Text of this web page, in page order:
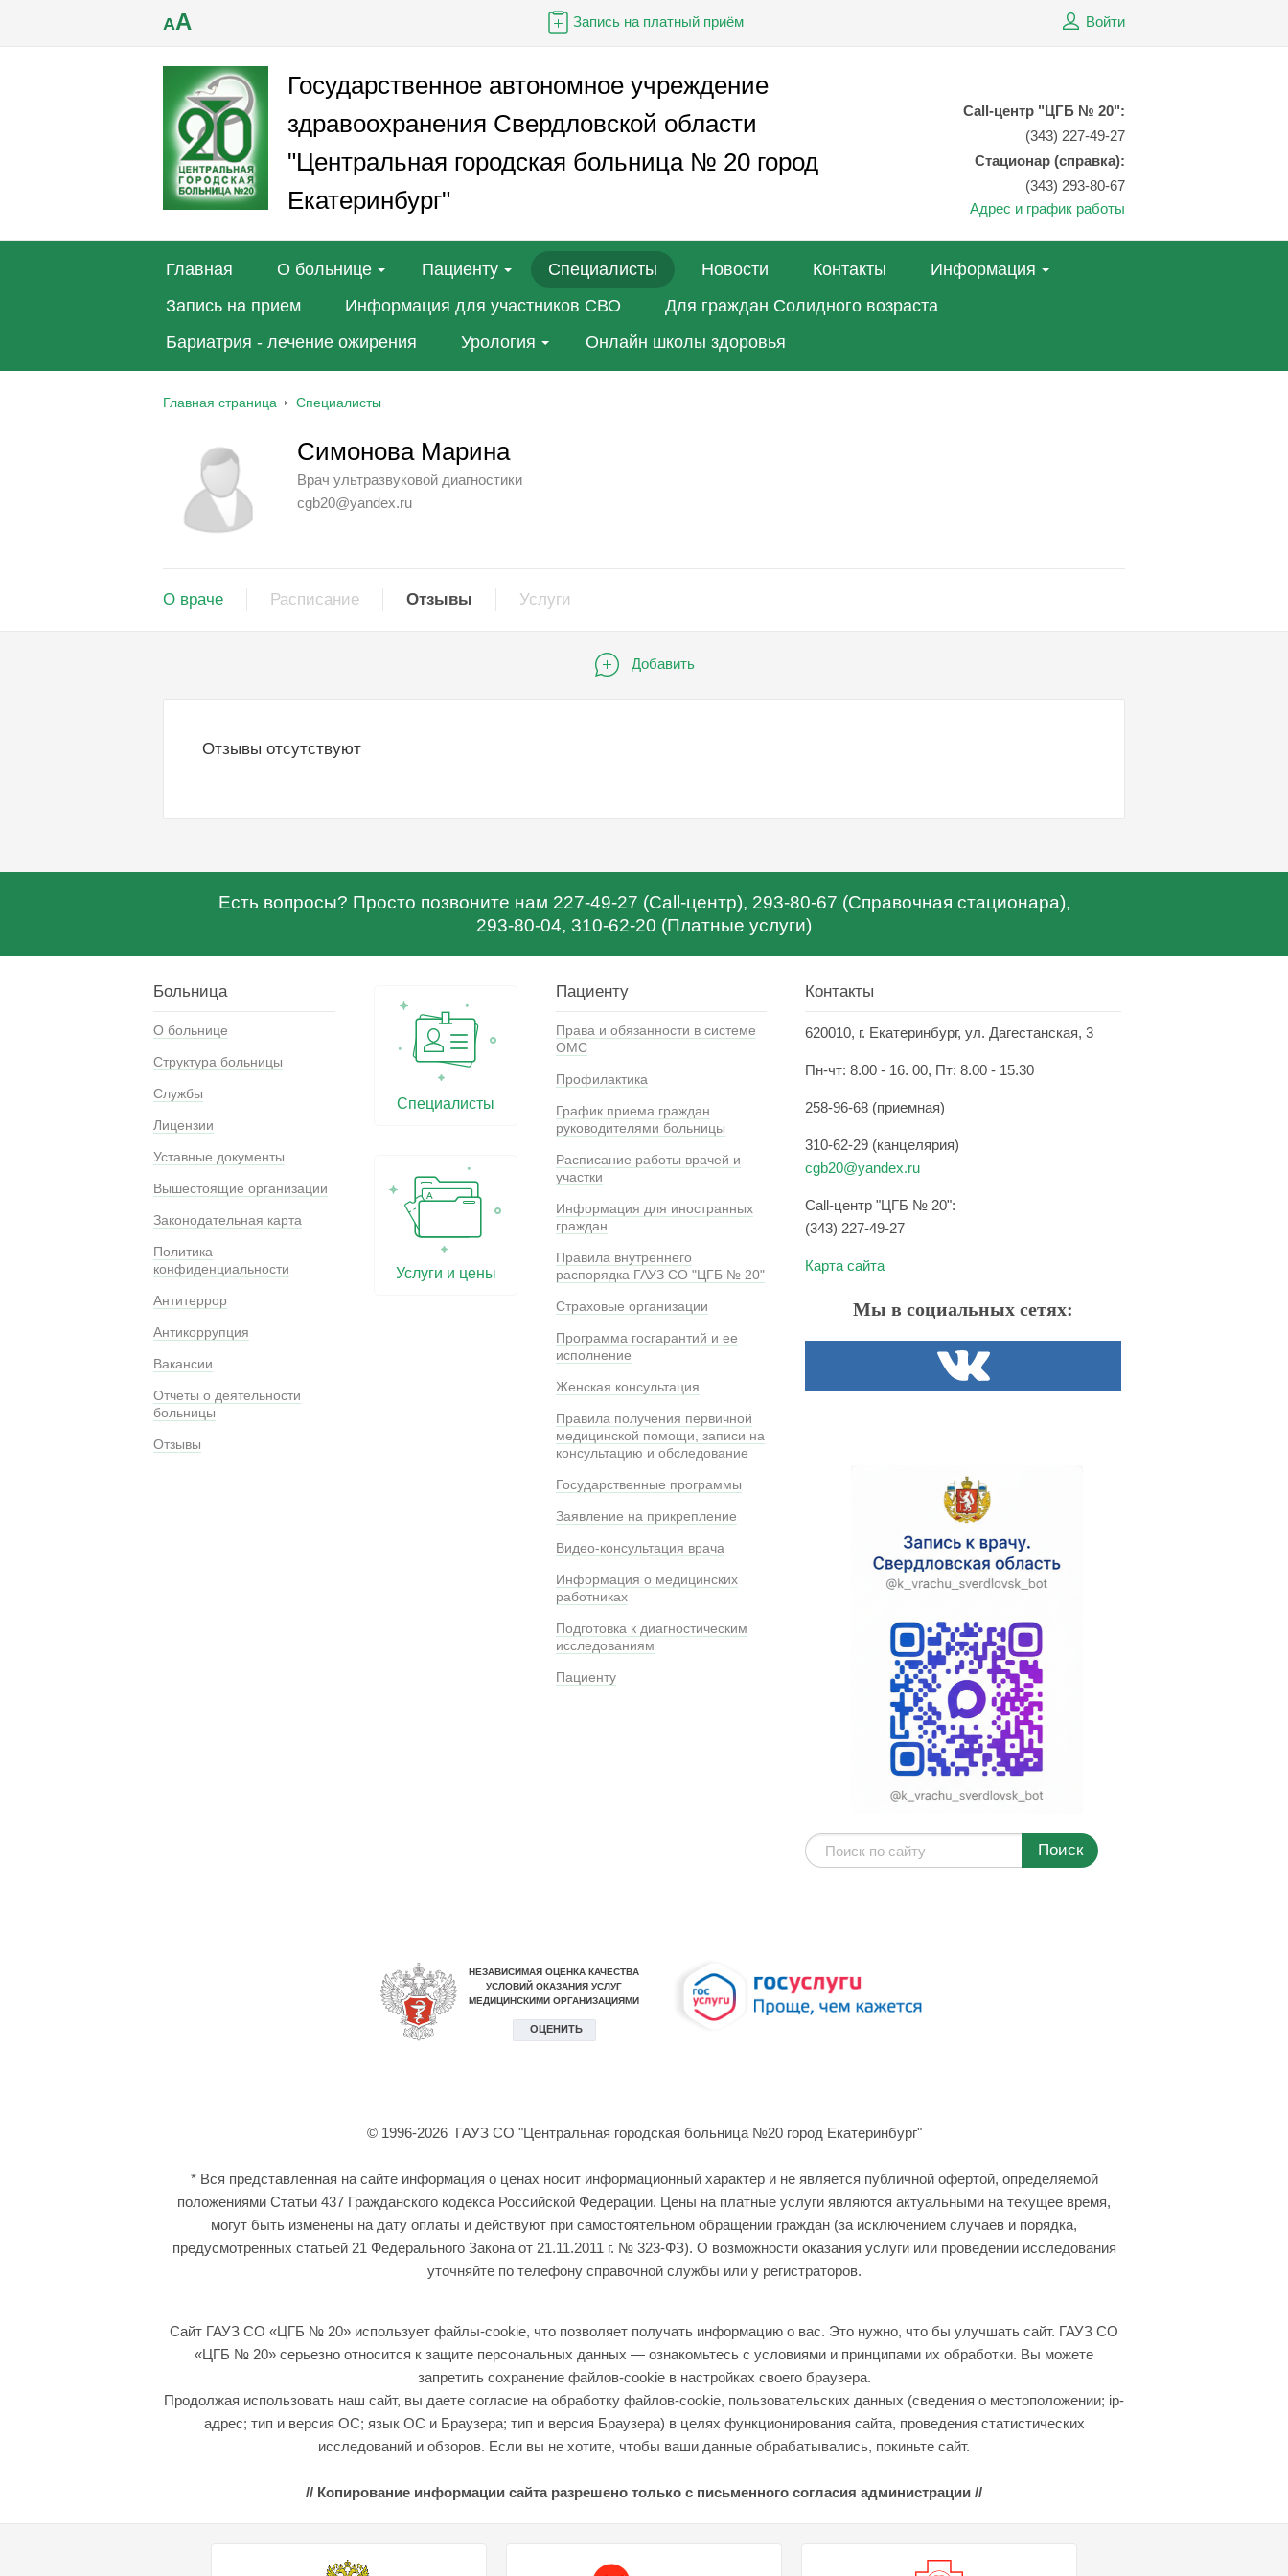
AA Запись на платный приём Войти
Государственное автономное учреждение
здравоохранения Свердловской области
"Центральная городская больница № 20 город
Екатеринбург"
Call-центр "ЦГБ № 20":
(343) 227-49-27
Стационар (справка):
(343) 293-80-67
Адрес и график работы
Главная О больнице Пациенту Специалисты Новости Контакты
Информация
Запись на прием
Информация для участников СВО
Для граждан Солидного возраста
Бариатрия - лечение ожирения
Урология Онлайн школы здоровья
Главная страница Специалисты
Симонова Марина
Врач ультразвуковой диагностики
cgb20@yandex.ru
О враче Расписание Отзывы Услуги
Добавить
Отзывы отсутствуют
Есть вопросы? Просто позвоните нам 227-49-27 (Call-центр), 293-80-67 (Справочная стационара),
293-80-04, 310-62-20 (Платные услуги)
Больница
О больнице
Структура больницы
Службы
Лицензии
Уставные документы
Вышестоящие организации
Законодательная карта
Политика
конфиденциальности
Антитеррор
Антикоррупция
Вакансии
Отчеты о деятельности
больницы
Отзывы
Специалисты
Услуги и цены
Пациенту
Права и обязанности в системе
ОМС
Профилактика
График приема граждан
руководителями больницы
Расписание работы врачей и
участки
Информация для иностранных
граждан
Правила внутреннего
распорядка ГАУЗ СО "ЦГБ № 20"
Страховые организации
Программа госгарантий и ее
исполнение
Женская консультация
Правила получения первичной
медицинской помощи, записи на
консультацию и обследование
Государственные программы
Заявление на прикрепление
Видео-консультация врача
Информация о медицинских
работниках
Подготовка к диагностическим
исследованиям
Пациенту
Контакты
620010, г. Екатеринбург, ул. Дагестанская, 3
Пн-чт: 8.00 - 16. 00, Пт: 8.00 - 15.30
258-96-68 (приемная)
310-62-29 (канцелярия)
cgb20@yandex.ru
Call-центр "ЦГБ № 20":
(343) 227-49-27
Карта сайта
Мы в социальных сетях:
Поиск
© 1996-2026 ГАУЗ СО "Центральная городская больница №20 город Екатеринбург"
* Вся представленная на сайте информация о ценах носит информационный характер и не является публичной офертой, определяемой
положениями Статьи 437 Гражданского кодекса Российской Федерации. Цены на платные услуги являются актуальными на текущее время,
могут быть изменены на дату оплаты и действуют при самостоятельном обращении граждан (за исключением случаев и порядка,
предусмотренных статьей 21 Федерального Закона от 21.11.2011 г. № 323-ФЗ). О возможности оказания услуги или проведении исследования
уточняйте по телефону справочной службы или у регистраторов.
Сайт ГАУЗ СО «ЦГБ № 20» использует файлы-cookie, что позволяет получать информацию о вас. Это нужно, что бы улучшать сайт. ГАУЗ СО
«ЦГБ № 20» серьезно относится к защите персональных данных — ознакомьтесь с условиями и принципами их обработки. Вы можете
запретить сохранение файлов-cookie в настройках своего браузера.
Продолжая использовать наш сайт, вы даете согласие на обработку файлов-cookie, пользовательских данных (сведения о местоположении; ip-
адрес; тип и версия ОС; язык ОС и Браузера; тип и версия Браузера) в целях функционирования сайта, проведения статистических
исследований и обзоров. Если вы не хотите, чтобы ваши данные обрабатывались, покиньте сайт.
// Копирование информации сайта разрешено только с письменного согласия администрации //